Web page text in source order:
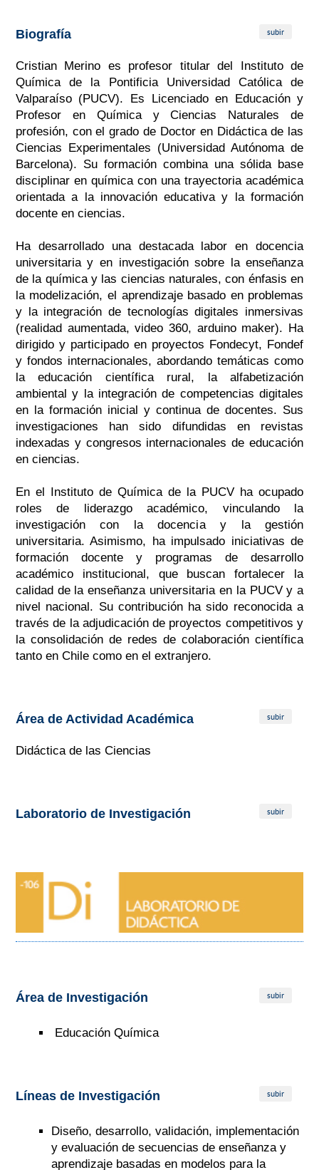
Biografía subir
Cristian Merino es profesor titular del Instituto de
Química de la Pontificia Universidad Católica de
Valparaíso (PUCV). Es Licenciado en Educación y
Profesor en Química y Ciencias Naturales de
profesión, con el grado de Doctor en Didáctica de las
Ciencias Experimentales (Universidad Autónoma de
Barcelona). Su formación combina una sólida base
disciplinar en química con una trayectoria académica
orientada a la innovación educativa y la formación
docente en ciencias.
Ha desarrollado una destacada labor en docencia
universitaria y en investigación sobre la enseñanza
de la química y las ciencias naturales, con énfasis en
la modelización, el aprendizaje basado en problemas
y la integración de tecnologías digitales inmersivas
(realidad aumentada, video 360, arduino maker). Ha
dirigido y participado en proyectos Fondecyt, Fondef
y fondos internacionales, abordando temáticas como
la educación científica rural, la alfabetización
ambiental y la integración de competencias digitales
en la formación inicial y continua de docentes. Sus
investigaciones han sido difundidas en revistas
indexadas y congresos internacionales de educación
en ciencias.
En el Instituto de Química de la PUCV ha ocupado
roles de liderazgo académico, vinculando la
investigación con la docencia y la gestión
universitaria. Asimismo, ha impulsado iniciativas de
formación docente y programas de desarrollo
académico institucional, que buscan fortalecer la
calidad de la enseñanza universitaria en la PUCV y a
nivel nacional. Su contribución ha sido reconocida a
través de la adjudicación de proyectos competitivos y
la consolidación de redes de colaboración científica
tanto en Chile como en el extranjero.
Área de Actividad Académica subir
Didáctica de las Ciencias
Laboratorio de Investigación subir
Área de Investigación subir
Educación Química
Líneas de Investigación subir
Diseño, desarrollo, validación, implementación
y evaluación de secuencias de enseñanza y
aprendizaje basadas en modelos para la